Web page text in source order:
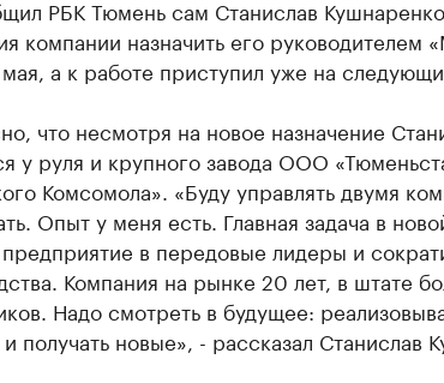
РБК Тюмень сам Станислав
компании назначить его руководителем
мая, а к работе приступил уже на
что несмотря на новое назначение
у руля и крупного завода ООО
Комсомола». «Буду управлять двумя
Опыт у меня есть. Главная задача в
в передовые лидеры и
Компания на рынке 20 лет, в штате
Надо смотреть в будущее:
получать новые», - рассказал Станислав